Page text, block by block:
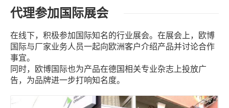
代理参加国际展会
在线下，积极参加国际知名的行业展会。在展会上，欧博
国际与厂家业务人员一起向欧洲客户介绍产品并讨论合作
事宜。
同时，欧博国际也为产品在德国相关专业杂志上投放广
告，为品牌进一步打响知名度。